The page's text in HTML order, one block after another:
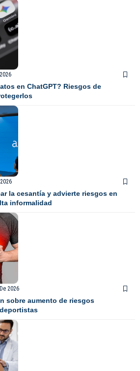
en ChatGPT? Riesgos de
la cesantía y advierte riesgos en
informalidad
2026
sobre aumento de riesgos